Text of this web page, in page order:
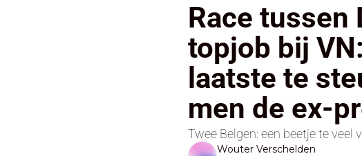
Race tussen
topjob bij
laatste te
men de ex-
Twee Belgen: een beetje te veel
Wouter Verschelden